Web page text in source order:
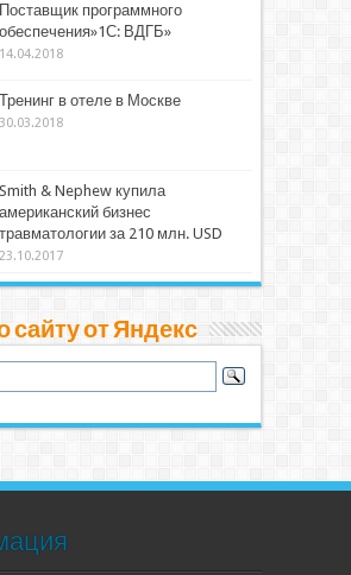
Поставщик программного
обеспечения»1С: ВДГБ»
14.04.2018
Тренинг в отеле в Москве
30.03.2018
Smith & Nephew купила
американский бизнес
травматологии за 210 млн. USD
23.10.2017
сайту от Яндекс